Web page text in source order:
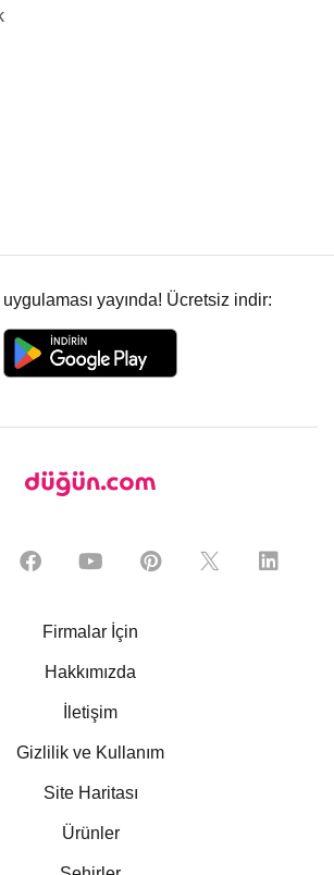
yayında! Ücretsiz indir:
Firmalar İçin
Hakkımızda
İletişim
Gizlilik ve Kullanım
Site Haritası
Ürünler